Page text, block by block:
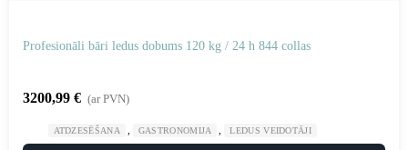
Profesionāli bāri ledus dobums 120 kg / 24 h 844 collas
3200,99 € (ar PVN)
ATDZESĒŠANA GASTRONOMIJA LEDUS VEIDOTĀJI